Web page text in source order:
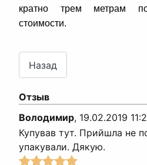
кратно трем метрам
стоимости.
Отзыв
Володимир, 19.02.2019
Купував тут. Прийшла не
упакували. Дякую.